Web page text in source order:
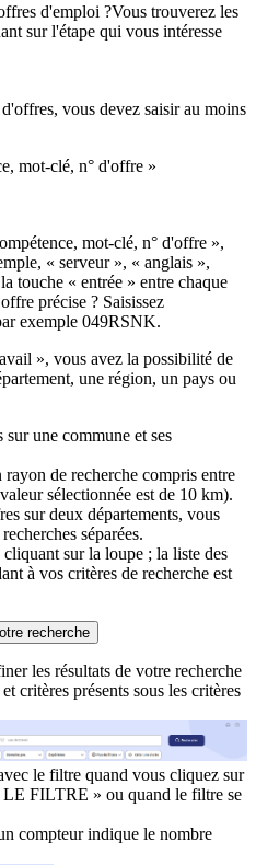
d'emploi ?Vous trouverez les
sur l'étape qui vous intéresse
vous devez saisir au moins
mot-clé, n° d'offre »
mot-clé, n° d'offre »,
« serveur », « anglais »,
touche « entrée » entre chaque
précise ? Saisissez
exemple 049RSNK.
», vous avez la possibilité de
une région, un pays ou
une commune et ses
de recherche compris entre
sélectionnée est de 10 km).
sur deux départements, vous
séparées.
sur la loupe ; la liste des
à vos critères de recherche est
recherche
les résultats de votre recherche
critères présents sous les critères
le filtre quand vous cliquez sur
FILTRE » ou quand le filtre se
compteur indique le nombre